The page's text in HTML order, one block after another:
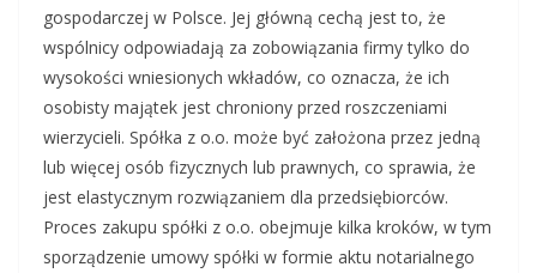
gospodarczej w Polsce. Jej główną cechą jest to, że
wspólnicy odpowiadają za zobowiązania firmy tylko do
wysokości wniesionych wkładów, co oznacza, że ich
osobisty majątek jest chroniony przed roszczeniami
wierzycieli. Spółka z o.o. może być założona przez jedną
lub więcej osób fizycznych lub prawnych, co sprawia, że
jest elastycznym rozwiązaniem dla przedsiębiorców.
Proces zakupu spółki z o.o. obejmuje kilka kroków, w tym
sporządzenie umowy spółki w formie aktu notarialnego